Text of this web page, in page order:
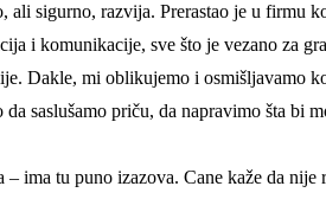
ali sigurno, razvija. Prerastao je u
i komunikacije, sve što je vezano za
Dakle, mi oblikujemo i osmišljavamo
saslušamo priču, da napravimo šta bi
ima tu puno izazova. Cane kaže da